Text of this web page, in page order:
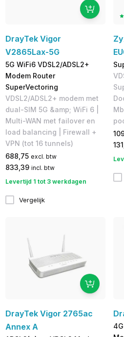
DrayTek Vigor
V2865Lax-5G
5G WiFi6 VDSL2/ADSL2+
Modem Router
SuperVectoring
VDSL2/ADSL2+ modem met
dual-SIM 5G &amp; WiFi 6 |
Multi-WAN met failover en
load balancing | Firewall +
VPN (tot 16 tunnels)
688,75 excl. btw
833,39 incl. btw
Levertijd 1 tot 3 werkdagen
Vergelijk
DrayTek Vigor 2765ac
Annex A